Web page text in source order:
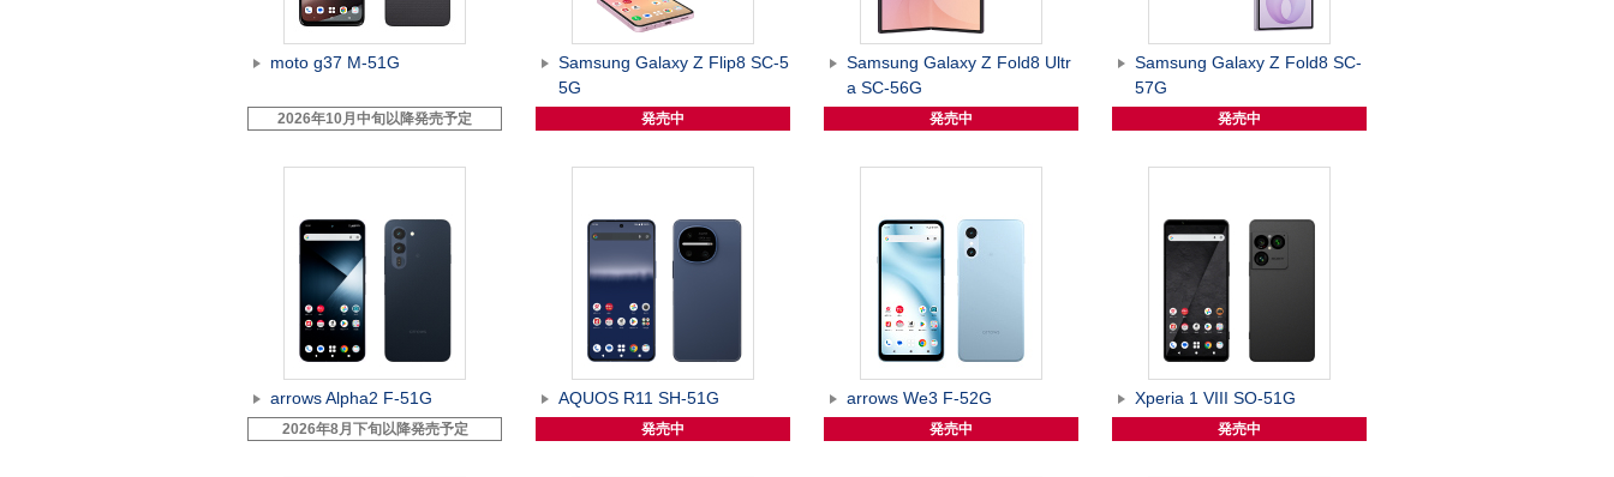
moto g37 M-51G
2026年10月中旬以降発売予定
Samsung Galaxy Z Flip8 SC-5
5G
発売中
Samsung Galaxy Z Fold8 Ultr
a SC-56G
発売中
Samsung Galaxy Z Fold8 SC-
57G
発売中
arrows Alpha2 F-51G
2026年8月下旬以降発売予定
AQUOS R11 SH-51G
発売中
arrows We3 F-52G
発売中
Xperia 1 VIII SO-51G
発売中